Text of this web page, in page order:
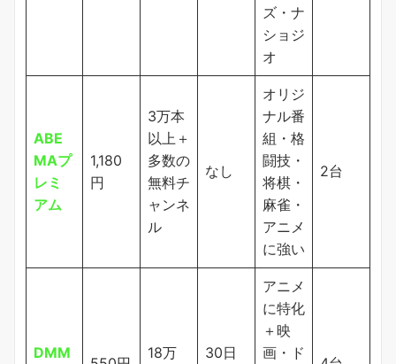
ズ・ナ
ショジ
オ
ABE
MAプ
レミ
アム
1,180
円
3万本
以上＋
多数の
無料チ
ャンネ
ル
なし
オリジ
ナル番
組・格
闘技・
将棋・
麻雀・
アニメ
に強い
2台
DMM 18万 30日
アニメ
に特化
＋映
画・ド